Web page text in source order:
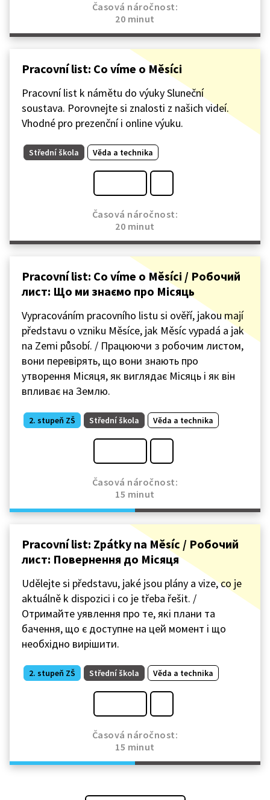
Časová náročnost:
20 minut
Pracovní list: Co víme o Měsíci
Pracovní list k námětu do výuky Sluneční
soustava. Porovnejte si znalosti z našich videí.
Vhodné pro prezenční i online výuku.
Střední škola Věda a technika
Časová náročnost:
20 minut
Pracovní list: Co víme o Měsíci / Робочий
лист: Що ми знаємо про Місяць
Vypracováním pracovního listu si ověří, jakou mají
představu o vzniku Měsíce, jak Měsíc vypadá a jak
na Zemi působí. / Працюючи з робочим листом,
вони перевірять, що вони знають про
утворення Місяця, як виглядає Місяць і як він
впливає на Землю.
2. stupeň ZŠ Střední škola Věda a technika
Časová náročnost:
15 minut
Pracovní list: Zpátky na Měsíc / Робочий
лист: Повернення до Місяця
Udělejte si představu, jaké jsou plány a vize, co je
aktuálně k dispozici i co je třeba řešit. /
Отримайте уявлення про те, які плани та
бачення, що є доступне на цей момент і що
необхідно вирішити.
2. stupeň ZŠ Střední škola Věda a technika
Časová náročnost:
15 minut